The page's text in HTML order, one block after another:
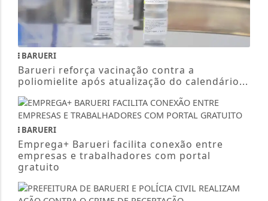
BARUERI
Barueri reforça vacinação contra a
poliomielite após atualização do calendário...
BARUERI
Emprega+ Barueri facilita conexão entre
empresas e trabalhadores com portal
gratuito